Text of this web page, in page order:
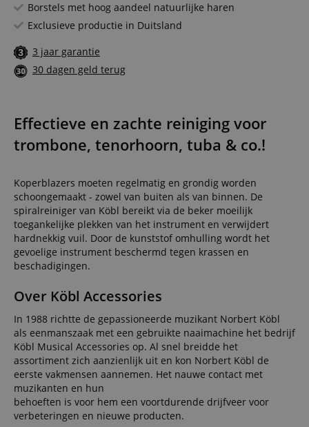
Borstels met hoog aandeel natuurlijke haren
Exclusieve productie in Duitsland
3 jaar garantie
30 dagen geld terug
Effectieve en zachte reiniging voor
trombone, tenorhoorn, tuba & co.!
Koperblazers moeten regelmatig en grondig worden
schoongemaakt - zowel van buiten als van binnen. De
spiralreiniger van Köbl bereikt via de beker moeilijk
toegankelijke plekken van het instrument en verwijdert
hardnekkig vuil. Door de kunststof omhulling wordt het
gevoelige instrument beschermd tegen krassen en
beschadigingen.
Over Köbl Accessories
In 1988 richtte de gepassioneerde muzikant Norbert Köbl
als eenmanszaak met een gebruikte naaimachine het bedrijf
Köbl Musical Accessories op. Al snel breidde het
assortiment zich aanzienlijk uit en kon Norbert Köbl de
eerste vakmensen aannemen. Het nauwe contact met
muzikanten en hun
behoeften is voor hem een voortdurende drijfveer voor
verbeteringen en nieuwe producten.